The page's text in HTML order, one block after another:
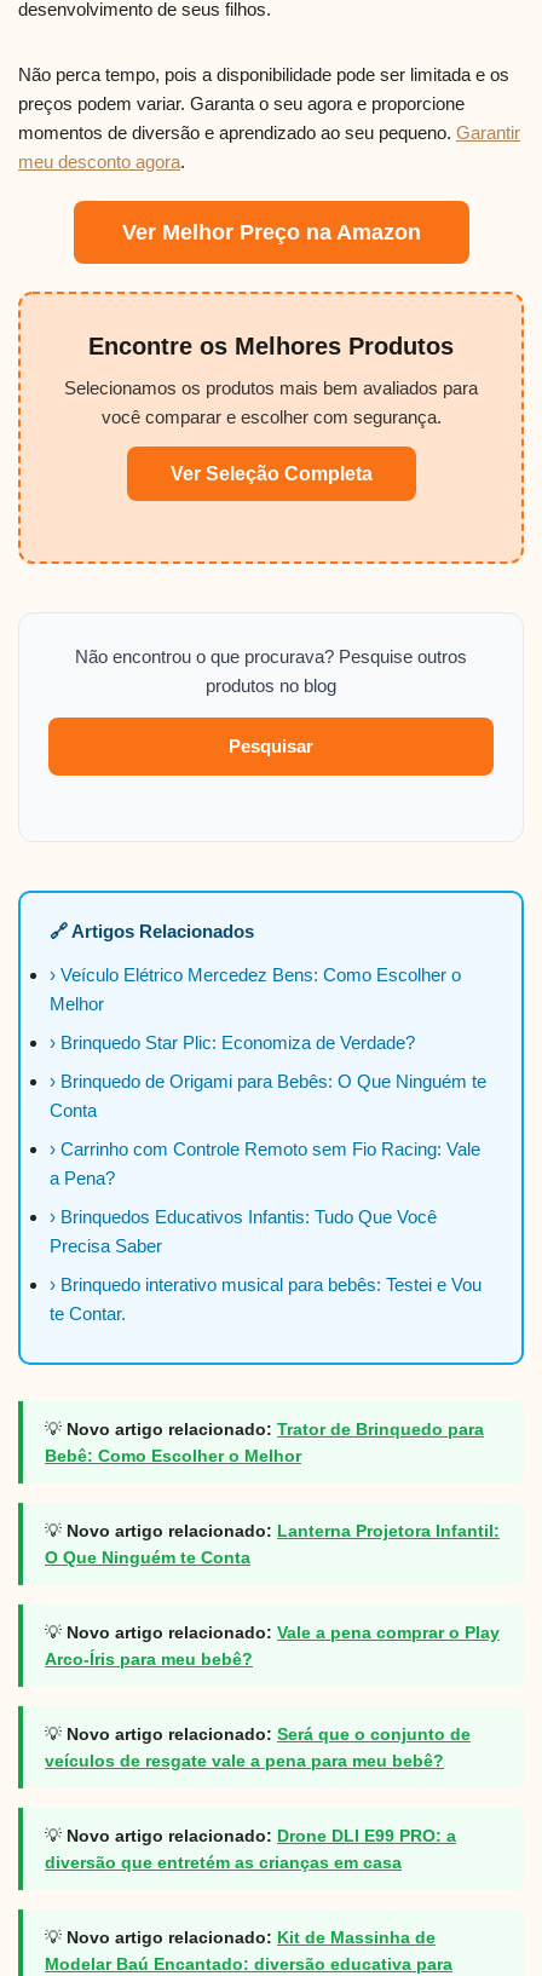
desenvolvimento de seus filhos.
Não perca tempo, pois a disponibilidade pode ser limitada e os
preços podem variar. Garanta o seu agora e proporcione
momentos de diversão e aprendizado ao seu pequeno. Garantir
meu desconto agora.
Ver Melhor Preço na Amazon
Encontre os Melhores Produtos
Selecionamos os produtos mais bem avaliados para
você comparar e escolher com segurança.
Ver Seleção Completa
Não encontrou o que procurava? Pesquise outros
produtos no blog
Pesquisar
🔗 Artigos Relacionados
› Veículo Elétrico Mercedez Bens: Como Escolher o
Melhor
› Brinquedo Star Plic: Economiza de Verdade?
› Brinquedo de Origami para Bebês: O Que Ninguém te
Conta
› Carrinho com Controle Remoto sem Fio Racing: Vale
a Pena?
› Brinquedos Educativos Infantis: Tudo Que Você
Precisa Saber
› Brinquedo interativo musical para bebês: Testei e Vou
te Contar.
💡 Novo artigo relacionado: Trator de Brinquedo para
Bebê: Como Escolher o Melhor
💡 Novo artigo relacionado: Lanterna Projetora Infantil:
O Que Ninguém te Conta
💡 Novo artigo relacionado: Vale a pena comprar o Play
Arco-Íris para meu bebê?
💡 Novo artigo relacionado: Será que o conjunto de
veículos de resgate vale a pena para meu bebê?
💡 Novo artigo relacionado: Drone DLI E99 PRO: a
diversão que entretém as crianças em casa
💡 Novo artigo relacionado: Kit de Massinha de
Modelar Baú Encantado: diversão educativa para